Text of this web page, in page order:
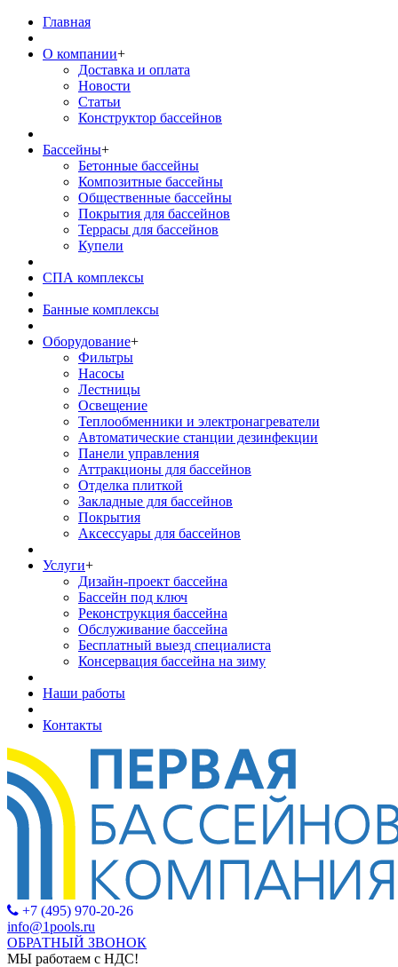
Главная
О компании+
Доставка и оплата
Новости
Статьи
Конструктор бассейнов
Бассейны+
Бетонные бассейны
Композитные бассейны
Общественные бассейны
Покрытия для бассейнов
Террасы для бассейнов
Купели
СПА комплексы
Банные комплексы
Оборудование+
Фильтры
Насосы
Лестницы
Освещение
Теплообменники и электронагреватели
Автоматические станции дезинфекции
Панели управления
Аттракционы для бассейнов
Отделка плиткой
Закладные для бассейнов
Покрытия
Аксессуары для бассейнов
Услуги+
Дизайн-проект бассейна
Бассейн под ключ
Реконструкция бассейна
Обслуживание бассейна
Бесплатный выезд специалиста
Консервация бассейна на зиму
Наши работы
Контакты
+7 (495) 970-20-26
info@1pools.ru
ОБРАТНЫЙ ЗВОНОК
МЫ работаем с НДС!